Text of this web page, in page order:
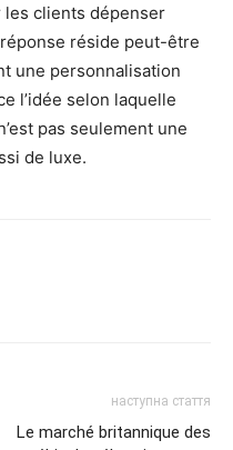
les clients dépenser
réside peut-être
une personnalisation
l’idée selon laquelle
pas seulement une
de luxe.
наступна стаття
Le marché britannique des